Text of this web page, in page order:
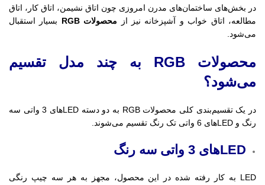
در بخش‌های ساختمان‌های مدرن امروزی چون اتاق نشیمن، اتاق کار، اتاق
مطالعه، اتاق خواب و آشپزخانه نیز از
محصولات RGB
بسیار استقبال
می‌شود.
محصولات RGB به چند مدل تقسیم
می‌شود؟
در یک تقسیم‌بندی کلی محصولات RGB به دو دسته LEDهای 3 واتی سه
رنگ و LEDهای 6 واتی تک رنگ تقسیم می‌شوند.
LEDهای 3 واتی سه رنگ
LED به کار رفته شده در این محصول، مجهز به هر سه چیپ رنگی